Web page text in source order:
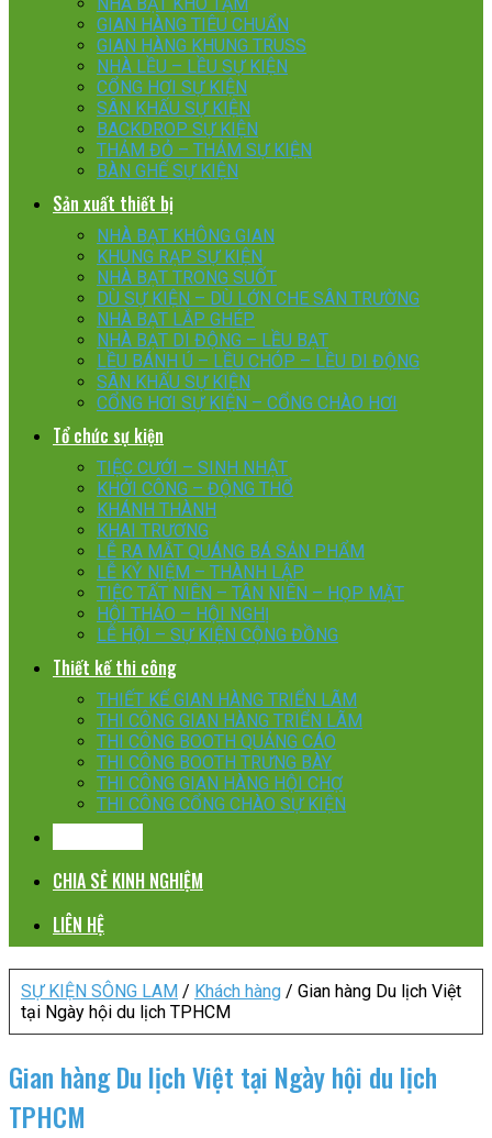
GIAN HÀNG TIÊU CHUẨN
GIAN HÀNG KHUNG TRUSS
NHÀ LỀU – LỀU SỰ KIỆN
CỔNG HƠI SỰ KIỆN
SÂN KHẤU SỰ KIỆN
BACKDROP SỰ KIỆN
THẢM ĐỎ – THẢM SỰ KIỆN
BÀN GHẾ SỰ KIỆN
Sản xuất thiết bị
NHÀ BẠT KHÔNG GIAN
KHUNG RẠP SỰ KIỆN
NHÀ BẠT TRONG SUỐT
DÙ SỰ KIỆN – DÙ LỚN CHE SÂN TRƯỜNG
NHÀ BẠT LẮP GHÉP
NHÀ BẠT DI ĐỘNG – LỀU BẠT
LỀU BÁNH Ú – LỀU CHÓP – LỀU DI ĐỘNG
SÂN KHẤU SỰ KIỆN
CỔNG HƠI SỰ KIỆN – CỔNG CHÀO HƠI
Tổ chức sự kiện
TIỆC CƯỚI – SINH NHẬT
KHỞI CÔNG – ĐỘNG THỔ
KHÁNH THÀNH
KHAI TRƯƠNG
LỄ RA MẮT QUÁNG BÁ SẢN PHẨM
LỄ KỶ NIỆM – THÀNH LẬP
TIỆC TẤT NIÊN – TÂN NIÊN – HỌP MẶT
HỘI THẢO – HỘI NGHỊ
LỄ HỘI – SỰ KIỆN CỘNG ĐỒNG
Thiết kế thi công
THIẾT KẾ GIAN HÀNG TRIỂN LÃM
THI CÔNG GIAN HÀNG TRIỂN LÃM
THI CÔNG BOOTH QUẢNG CÁO
THI CÔNG BOOTH TRƯNG BÀY
THI CÔNG GIAN HÀNG HỘI CHỢ
THI CÔNG CỔNG CHÀO SỰ KIỆN
CHIA SẺ KINH NGHIỆM
LIÊN HỆ
SỰ KIỆN SÔNG LAM / Khách hàng / Gian hàng Du lịch Việt
tại Ngày hội du lịch TPHCM
Gian hàng Du lịch Việt tại Ngày hội du lịch
TPHCM